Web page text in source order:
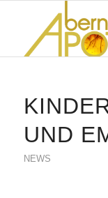
UND
NEWS